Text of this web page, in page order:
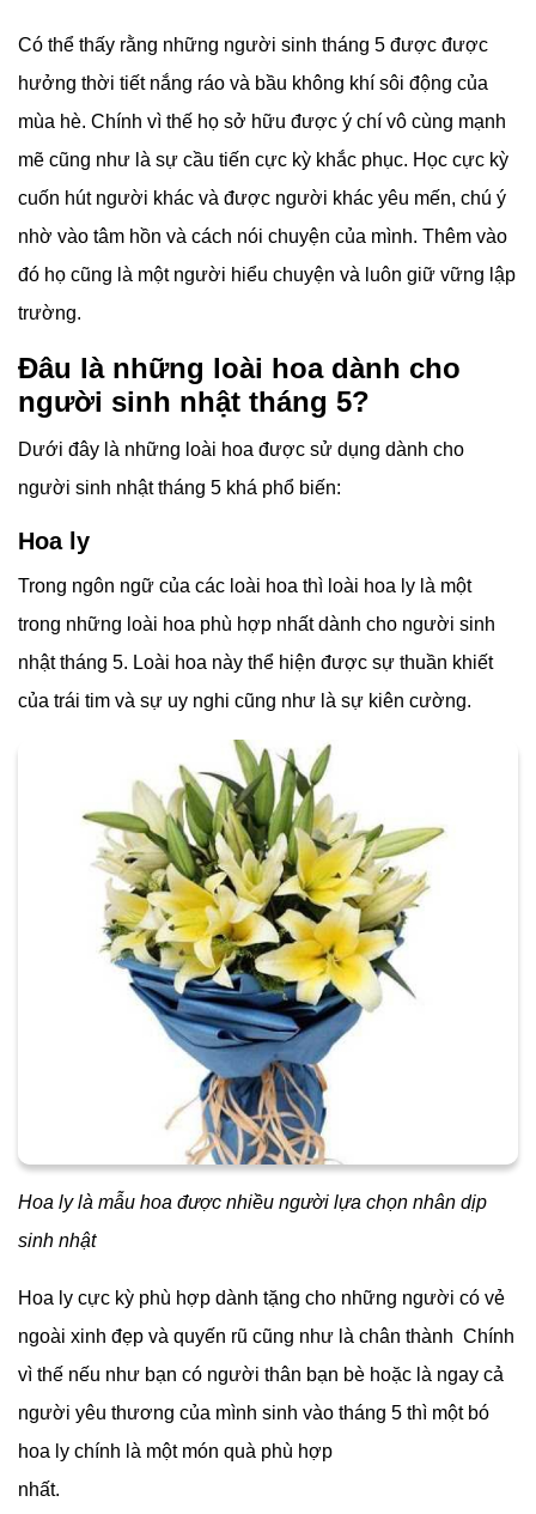
Có thể thấy rằng những người sinh tháng 5 được được
hưởng thời tiết nắng ráo và bầu không khí sôi động của
mùa hè. Chính vì thế họ sở hữu được ý chí vô cùng mạnh
mẽ cũng như là sự cầu tiến cực kỳ khắc phục. Học cực kỳ
cuốn hút người khác và được người khác yêu mến, chú ý
nhờ vào tâm hồn và cách nói chuyện của mình. Thêm vào
đó họ cũng là một người hiểu chuyện và luôn giữ vững lập
trường.
Đâu là những loài hoa dành cho
người sinh nhật tháng 5?
Dưới đây là những loài hoa được sử dụng dành cho
người sinh nhật tháng 5 khá phổ biến:
Hoa ly
Trong ngôn ngữ của các loài hoa thì loài hoa ly là một
trong những loài hoa phù hợp nhất dành cho người sinh
nhật tháng 5. Loài hoa này thể hiện được sự thuần khiết
của trái tim và sự uy nghi cũng như là sự kiên cường.
Hoa ly là mẫu hoa được nhiều người lựa chọn nhân dịp
sinh nhật
Hoa ly cực kỳ phù hợp dành tặng cho những người có vẻ
ngoài xinh đẹp và quyến rũ cũng như là chân thành Chính
vì thế nếu như bạn có người thân bạn bè hoặc là ngay cả
người yêu thương của mình sinh vào tháng 5 thì một bó
hoa ly chính là một món quà phù hợp
nhất.